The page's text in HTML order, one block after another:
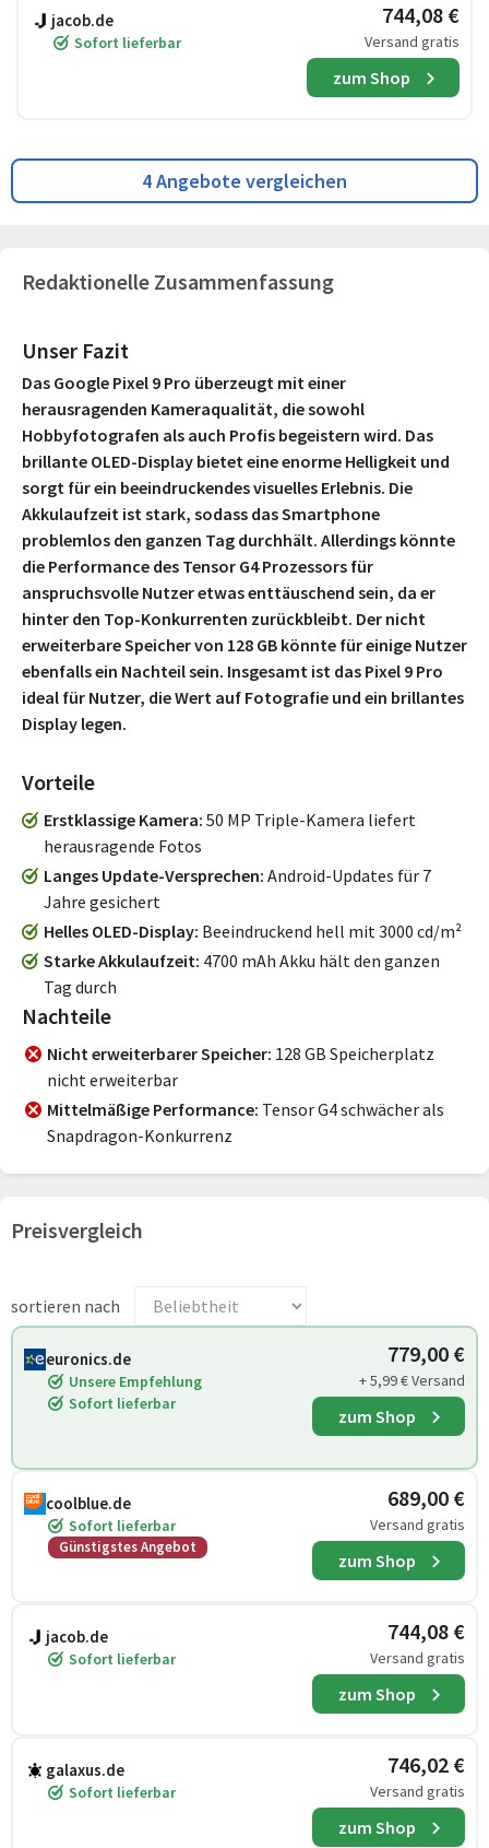
jacob.de
Sofort lieferbar
744,08 €
Versand gratis
zum Shop
4 Angebote vergleichen
Redaktionelle Zusammenfassung
Unser Fazit
Das Google Pixel 9 Pro überzeugt mit einer
herausragenden Kameraqualität, die sowohl
Hobbyfotografen als auch Profis begeistern wird. Das
brillante OLED-Display bietet eine enorme Helligkeit und
sorgt für ein beeindruckendes visuelles Erlebnis. Die
Akkulaufzeit ist stark, sodass das Smartphone
problemlos den ganzen Tag durchhält. Allerdings könnte
die Performance des Tensor G4 Prozessors für
anspruchsvolle Nutzer etwas enttäuschend sein, da er
hinter den Top-Konkurrenten zurückbleibt. Der nicht
erweiterbare Speicher von 128 GB könnte für einige Nutzer
ebenfalls ein Nachteil sein. Insgesamt ist das Pixel 9 Pro
ideal für Nutzer, die Wert auf Fotografie und ein brillantes
Display legen.
Vorteile
Erstklassige Kamera 50 MP Triple-Kamera liefert
herausragende Fotos
Langes Update-Versprechen Android-Updates für 7
Jahre gesichert
Helles OLED-Display Beeindruckend hell mit 3000 cd/m²
Starke Akkulaufzeit 4700 mAh Akku hält den ganzen
Tag durch
Nachteile
Nicht erweiterbarer Speicher 128 GB Speicherplatz
nicht erweiterbar
Mittelmäßige Performance Tensor G4 schwächer als
Snapdragon-Konkurrenz
Preisvergleich
sortieren nach
euronics.de
Unsere Empfehlung
Sofort lieferbar
779,00 €
+ 5,99 € Versand
zum Shop
coolblue.de
Sofort lieferbar
Günstigstes Angebot
689,00 €
Versand gratis
zum Shop
jacob.de
Sofort lieferbar
744,08 €
Versand gratis
zum Shop
galaxus.de
Sofort lieferbar
746,02 €
Versand gratis
zum Shop